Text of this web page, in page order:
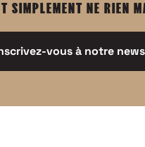
SIMPLEMENT NE RIEN
vous à notre